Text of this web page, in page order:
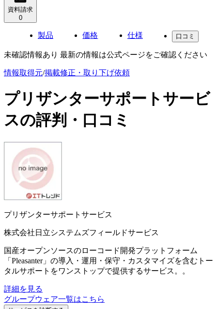
資料請求
0
製品 価格 仕様 口コミ
未確認情報あり 最新の情報は公式ページをご確認ください
情報取得元/掲載修正・取り下げ依頼
プリザンターサポートサービ
スの評判・口コミ
プリザンターサポートサービス
株式会社日立システムズフィールドサービス
国産オープンソースのローコード開発プラットフォーム
「Pleasanter」の導入・運用・保守・カスタマイズを含むトー
タルサポートをワンストップで提供するサービス。。
詳細を見る
グループウェア一覧はこちら